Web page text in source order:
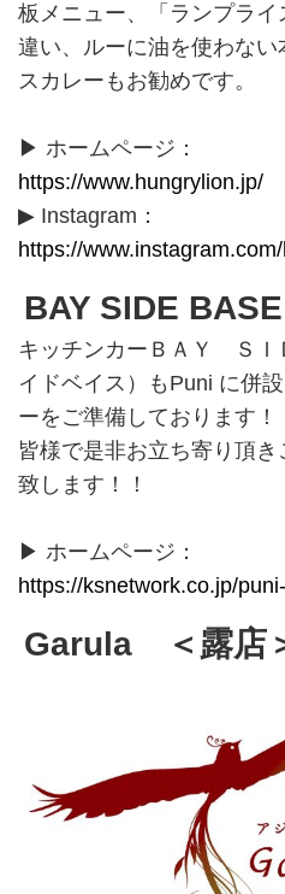
板メニュー、「ランプラ
違い、ルーに油を使わな
スカレーもお勧めです。
▶ ホームページ：
https://www.hungrylion.jp/
▶ Instagram：
https://
BAY SIDE BASE
キッチンカーＢＡＹ Ｓ
イドベイス）もPuni に併
ーをご準備しております！
皆様で是非お立ち寄り頂
致します！！
▶ ホームページ：
https://ksnetwork.co.jp/
Garula ＜露店